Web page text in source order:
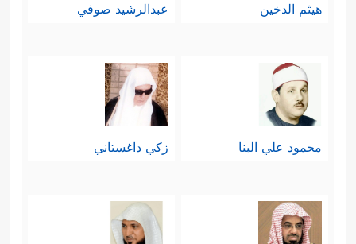
هيثم الدخين عبدالرشيد صوفي
محمود علي البنا زكي داغستاني